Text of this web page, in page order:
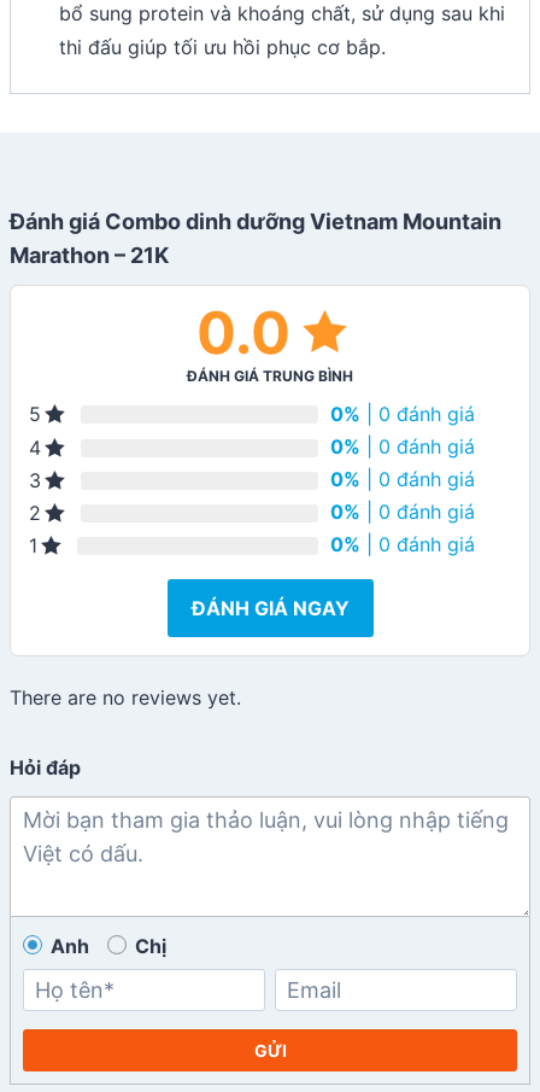
bổ sung protein và khoáng chất, sử dụng sau khi
thi đấu giúp tối ưu hồi phục cơ bắp.
Đánh giá Combo dinh dưỡng Vietnam Mountain
Marathon – 21K
0.0
ĐÁNH GIÁ TRUNG BÌNH
5 0% | 0 đánh giá
4
0% | 0 đánh giá
3
0% | 0 đánh giá
2
0% | 0 đánh giá
1
0% | 0 đánh giá
ĐÁNH GIÁ NGAY
There are no reviews yet.
Hỏi đáp
Anh Chị
GỬI